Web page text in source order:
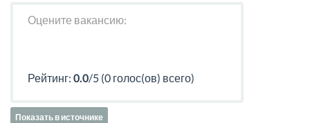
Оцените вакансию:
Рейтинг: 0.0/5 (0 голос(ов) всего)
Показать в источнике